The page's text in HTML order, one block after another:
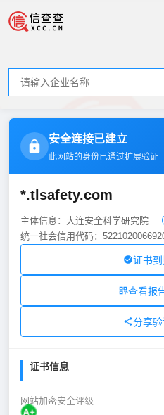
安全连接已建立
此网站的身份已通过扩展验证
*.tlsafety.com
主体信息：大连安全科学研究院
统一社会信用代码：
证书
查看报
分享
证书信息
网站加密安全评级